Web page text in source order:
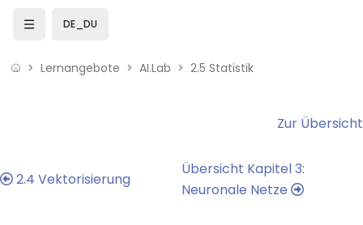
DE_DU
Lernangebote AI.Lab 2.5 Statistik
Zur Übersicht
2.4 Vektorisierung
Übersicht Kapitel 3:
Neuronale Netze